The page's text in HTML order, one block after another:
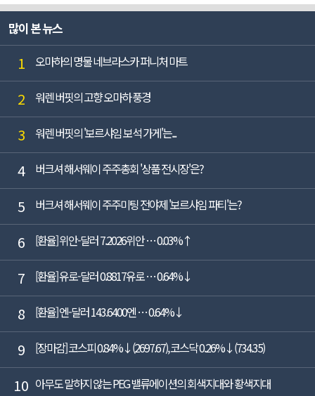
많이 본 뉴스
1 오마하의 명물 네브라스카 퍼니처 마트
2 워렌 버핏의 고향 오마하 풍경
3 워렌 버핏의 '보르샤임 보석 가게'는...
4 버크셔 해서웨이 주주총회 '상품 전시장'은?
5 버크셔 해서웨이 주주미팅 전야제 '보르샤임 파티'는?
6 [환율] 위안-달러 7.2026위안 … 0.03%↑
7 [환율] 유로-달러 0.8817유로 … 0.64%↓
8 [환율] 엔-달러 143.6400엔 … 0.64%↓
9 [장마감] 코스피 0.84%↓(2697.67), 코스닥 0.26%↓(734.35)
10 아무도 말하지 않는 PEG 밸류에이션의 회색지대와 황색지대